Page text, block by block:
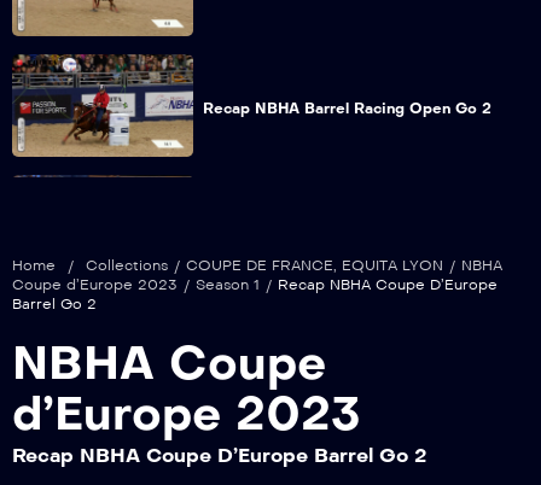
Recap NBHA Barrel Racing Open Go 2
Recap NBHA Coupe D’Europe Pole Go 2
Home / Collections / COUPE DE FRANCE EQUITA LYON / NBHA
Coupe d’Europe 2023 / Season 1 / Recap NBHA Coupe D’Europe
Barrel Go 2
NBHA Coupe
d’Europe 2023
Recap NBHA Coupe D’Europe Barrel Go 2